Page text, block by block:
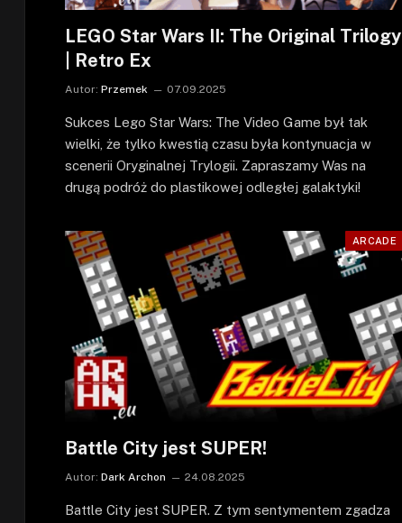
LEGO Star Wars II: The Original Trilogy
| Retro Ex
Autor: Przemek 07.09.2025
Sukces Lego Star Wars: The Video Game był tak
wielki, że tylko kwestią czasu była kontynuacja w
scenerii Oryginalnej Trylogii. Zapraszamy Was na
drugą podróż do plastikowej odległej galaktyki!
ARCADE
Battle City jest SUPER!
Autor: Dark Archon 24.08.2025
Battle City jest SUPER. Z tym sentymentem zgadza